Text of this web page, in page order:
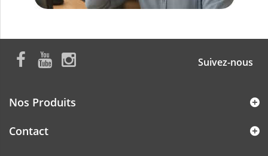
Suivez-nous
Nos Produits
Contact